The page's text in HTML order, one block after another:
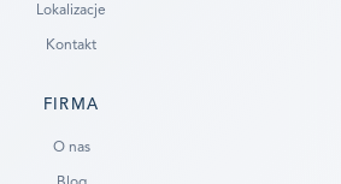
Lokalizacje
Kontakt
FIRMA
O nas